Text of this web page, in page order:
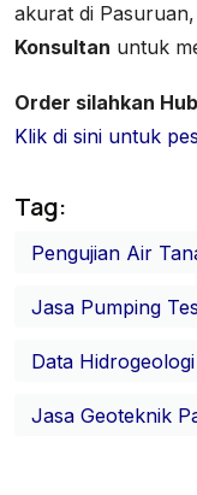
akurat di
Konsultan untuk
Order silahkan
Klik di sini untuk
Tag:
Pengujian Air
Jasa Pumping
Data
Jasa Geoteknik